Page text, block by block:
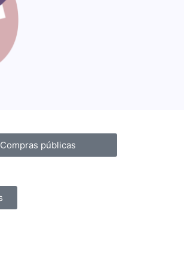
Compras públicas